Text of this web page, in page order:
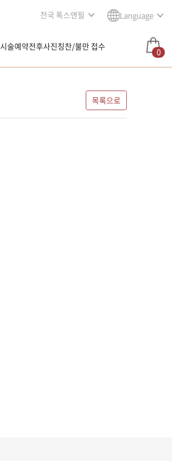
전국 톡스앤필 Language
시술예약전후사진칭찬/불만 접수 0
목록으로